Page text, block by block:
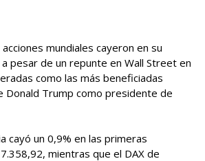
mundiales cayeron en su
pesar de un repunte en Wall Street en
como las más beneficiadas
Donald Trump como presidente de
cayó un 0,9% en las primeras
mientras que el DAX de